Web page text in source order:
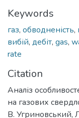
Keywords
газ, обводненість,
вибій, дебіт, gas,
rate
Citation
Аналіз
на газових
В. Угриновський,